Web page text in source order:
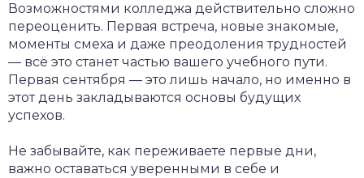
Возможностями колледжа действительно сложно
переоценить. Первая встреча, новые знакомые,
моменты смеха и даже преодоления трудностей
— всё это станет частью вашего учебного пути.
Первая сентября — это лишь начало, но именно в
этот день закладываются основы будущих
успехов.
Не забывайте, как переживаете первые дни,
важно оставаться уверенными в себе и